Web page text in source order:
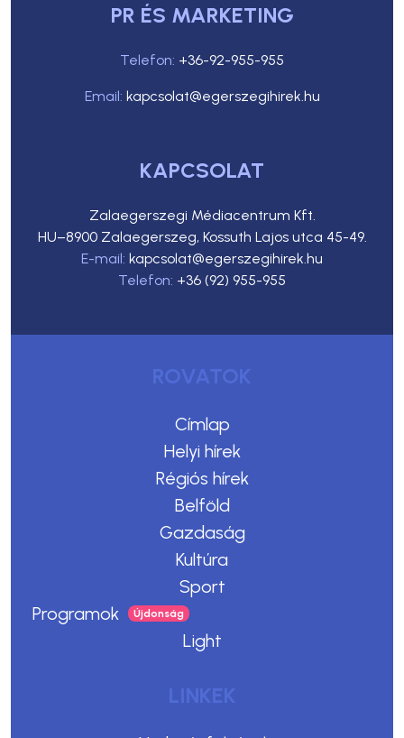
PR ÉS MARKETING
Telefon: +36-92-955-955
Email: kapcsolat@egerszegihirek.hu
KAPCSOLAT
Zalaegerszegi Médiacentrum Kft.
HU–8900 Zalaegerszeg, Kossuth Lajos utca 45-49.
E-mail: kapcsolat@egerszegihirek.hu
Telefon: +36 (92) 955-955
ROVATOK
Címlap
Helyi hírek
Régiós hírek
Belföld
Gazdaság
Kultúra
Sport
Programok
Light
LINKEK